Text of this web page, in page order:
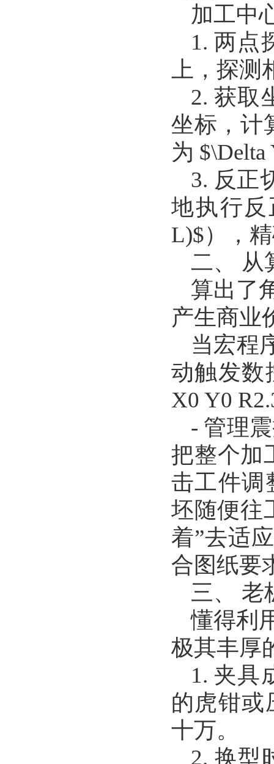
加工中
1. 两点
上，探
2. 获取
坐标，计
为
3. 反正
地执行反
L)$），
二、 从
算出了
产生商业
当宏程
动触发数
X0 Y0
- 管理
把整个加
击工件调
坯随便往
着”去适
合图纸要
三、 老
懂得利
极其丰厚
1. 夹具
的虎钳或
十万。
2. 换型